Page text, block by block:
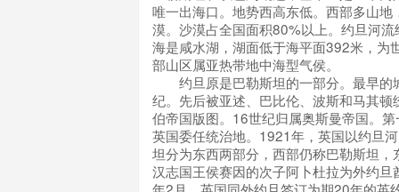
唯一出海口。地势西高东低。西部多山地
漠。沙漠占全国面积80%以上。约旦河
海是咸水湖，湖面低于海平面392米，为
部山区属亚热带地中海型气侯。
约旦原是巴勒斯坦的一部分。最早的
纪。先后被亚述、巴比伦、波斯和马其
伯帝国版图。16世纪归属奥斯曼帝国。
英国委任统治地。1921年，英国以约旦
坦分为东西两部分，西部仍称巴勒斯坦，
汉志国王侯赛因的次子阿卜杜拉为外约